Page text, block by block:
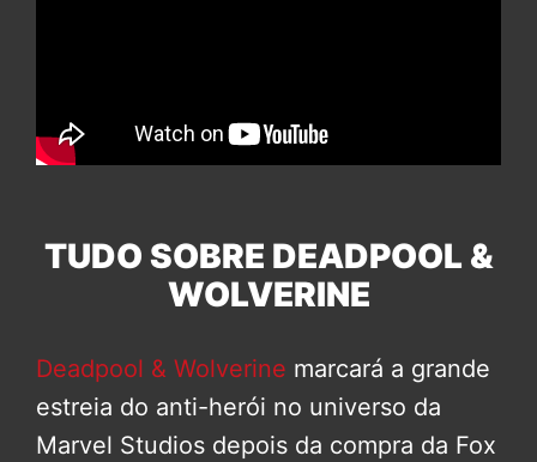
TUDO SOBRE DEADPOOL &
WOLVERINE
Deadpool & Wolverine marcará a grande
estreia do anti-herói no universo da
Marvel Studios depois da compra da Fox